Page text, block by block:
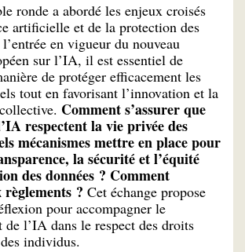
ronde a abordé les enjeux croisés
artificielle et de la protection des
en vigueur du nouveau
sur l’IA, il est essentiel de
de protéger efficacement les
tout en favorisant l’innovation et la
Comment s’assurer que
respectent la vie privée des
mécanismes mettre en place pour
la sécurité et l’équité
des données ? Comment
? Cet échange propose
pour accompagner le
de l’IA dans le respect des droits
individus.